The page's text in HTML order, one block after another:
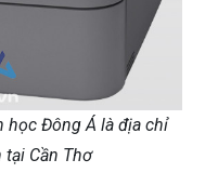
học Đông Á là địa chỉ
Cần Thơ